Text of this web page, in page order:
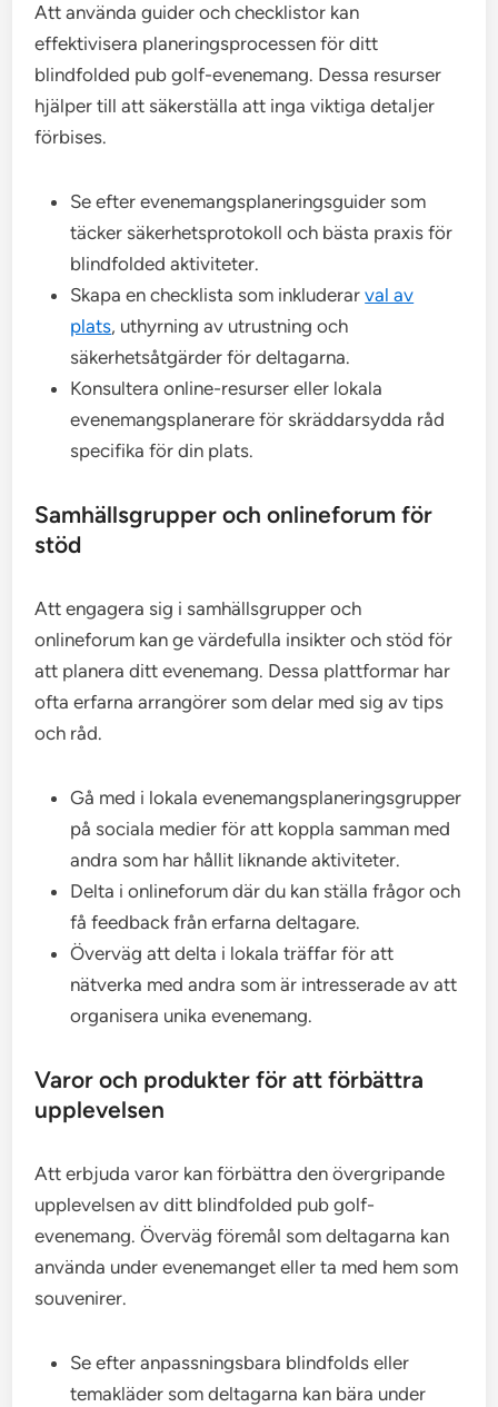
Att använda guider och checklistor kan
effektivisera planeringsprocessen för ditt
blindfolded pub golf-evenemang. Dessa resurser
hjälper till att säkerställa att inga viktiga detaljer
förbises.
Se efter evenemangsplaneringsguider som
täcker säkerhetsprotokoll och bästa praxis för
blindfolded aktiviteter.
Skapa en checklista som inkluderarval av
plats, uthyrning av utrustning och
säkerhetsåtgärder för deltagarna.
Konsultera online-resurser eller lokala
evenemangsplanerare för skräddarsydda råd
specifika för din plats.
Samhällsgrupper och onlineforum för
stöd
Att engagera sig i samhällsgrupper och
onlineforum kan ge värdefulla insikter och stöd för
att planera ditt evenemang. Dessa plattformar har
ofta erfarna arrangörer som delar med sig av tips
och råd.
Gå med i lokala evenemangsplaneringsgrupper
på sociala medier för att koppla samman med
andra som har hållit liknande aktiviteter.
Delta i onlineforum där du kan ställa frågor och
få feedback från erfarna deltagare.
Överväg att delta i lokala träffar för att
nätverka med andra som är intresserade av att
organisera unika evenemang.
Varor och produkter för att förbättra
upplevelsen
Att erbjuda varor kan förbättra den övergripande
upplevelsen av ditt blindfolded pub golf-
evenemang. Överväg föremål som deltagarna kan
använda under evenemanget eller ta med hem som
souvenirer.
Se efter anpassningsbara blindfolds eller
temakläder som deltagarna kan bära under